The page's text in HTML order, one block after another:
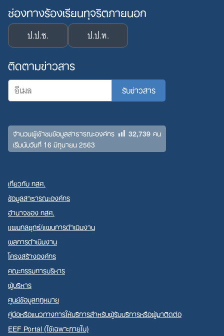
ช่องทางร้องเรียนทุจริตภายนอก
ป.ป.ช. ป.ป.ท.
ติดตามข่าวสาร
จำนวนผู้เข้าชมข้อมูลสาธารณะองค์กร 32,739คน
เริ่มนับวันที่ 16 มิถุนายน 2563
เกี่ยวกับ กสศ.
ข้อมูลสาธารณะองค์กร
อำนาจของ กสศ.
แผนกลยุทธ์/แผนการดำเนินงาน
ผลการดำเนินงาน
โครงสร้างองค์กร
คณะกรรมการบริหาร
ผู้บริหาร
ศูนย์ข้อมูลกฎหมาย
คู่มือหรือแนวทางการให้บริการสำหรับผู้รับบริการหรือผู้มาติดต่อ
EEF Portal (ใช้เฉพาะภายใน)